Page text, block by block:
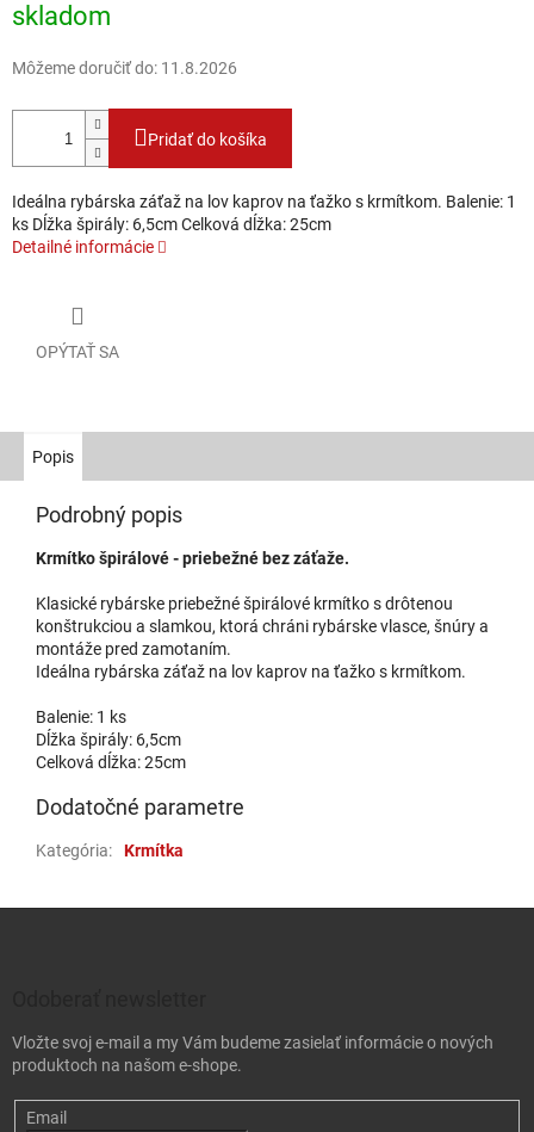
skladom
Môžeme doručiť do: 11.8.2026
Pridať do košíka
Ideálna rybárska záťaž na lov kaprov na ťažko s krmítkom. Balenie: 1
ks Dĺžka špirály: 6,5cm Celková dĺžka: 25cm
Detailné informácie
OPÝTAŤ SA
Popis
Podrobný popis
Krmítko špirálové - priebežné bez záťaže.
Klasické rybárske priebežné špirálové krmítko s drôtenou
konštrukciou a slamkou, ktorá chráni rybárske vlasce, šnúry a
montáže pred zamotaním.
Ideálna rybárska záťaž na lov kaprov na ťažko s krmítkom.
Balenie: 1 ks
Dĺžka špirály: 6,5cm
Celková dĺžka: 25cm
Dodatočné parametre
Kategória: Krmítka
Vložte svoj e-mail a my Vám budeme zasielať informácie o nových
produktoch na našom e-shope.
Email